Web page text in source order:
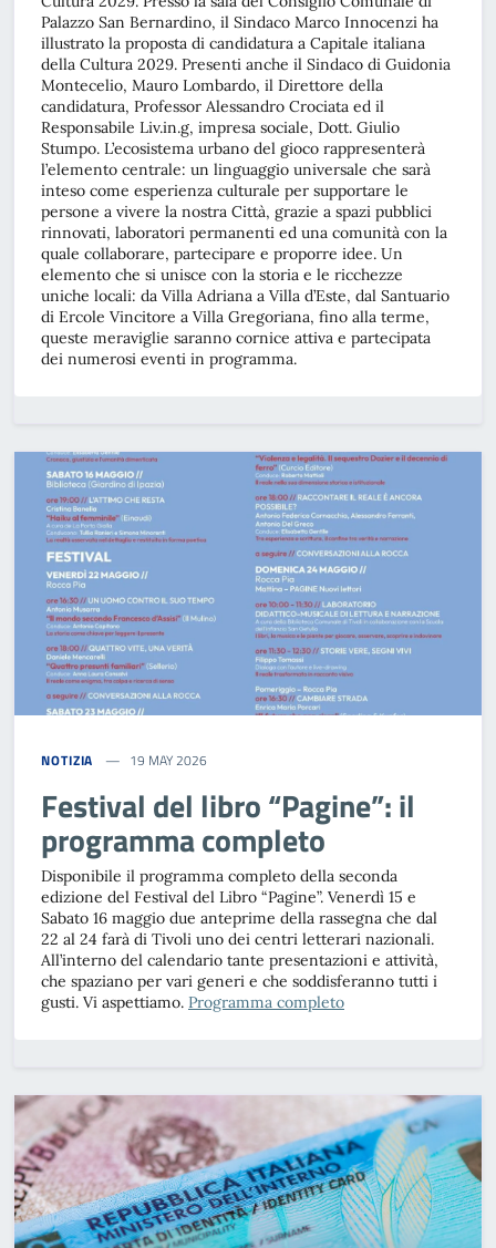
Palazzo San Bernardino, il Sindaco Marco Innocenzi ha
illustrato la proposta di candidatura a Capitale italiana
della Cultura 2029. Presenti anche il Sindaco di Guidonia
Montecelio, Mauro Lombardo, il Direttore della
candidatura, Professor Alessandro Crociata ed il
Responsabile Liv.in.g, impresa sociale, Dott. Giulio
Stumpo. L’ecosistema urbano del gioco rappresenterà
l’elemento centrale: un linguaggio universale che sarà
inteso come esperienza culturale per supportare le
persone a vivere la nostra Città, grazie a spazi pubblici
rinnovati, laboratori permanenti ed una comunità con la
quale collaborare, partecipare e proporre idee. Un
elemento che si unisce con la storia e le ricchezze
uniche locali: da Villa Adriana a Villa d’Este, dal Santuario
di Ercole Vincitore a Villa Gregoriana, fino alla terme,
queste meraviglie saranno cornice attiva e partecipata
dei numerosi eventi in programma.
NOTIZIA 19 MAY 2026
Festival del libro “Pagine”: il
programma completo
Disponibile il programma completo della seconda
edizione del Festival del Libro “Pagine”. Venerdì 15 e
Sabato 16 maggio due anteprime della rassegna che dal
22 al 24 farà di Tivoli uno dei centri letterari nazionali.
All’interno del calendario tante presentazioni e attività,
che spaziano per vari generi e che soddisferanno tutti i
gusti. Vi aspettiamo. Programma completo